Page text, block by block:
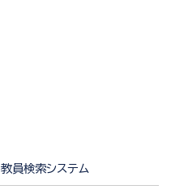
教員検索システム